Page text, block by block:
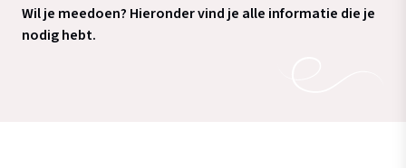
Wil je meedoen? Hieronder vind je alle informatie die je
nodig hebt.